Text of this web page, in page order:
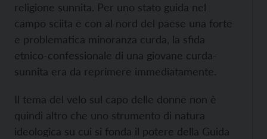
religione sunnita. Per uno stato guida nel
campo sciita e con al nord del paese una forte
e problematica minoranza curda, la sfida
etnico-confessionale di una giovane curda-
sunnita era da reprimere immediatamente.
Il tema del velo sul capo delle donne non è
quindi altro che uno strumento di natura
ideologica su cui si fonda il potere della Guida